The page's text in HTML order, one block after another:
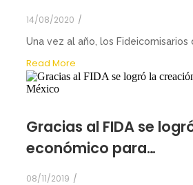
14/08/2020 /
Una vez al año, los Fideicomisarios
Read More
Gracias al FIDA se
económico para…
08/11/2019 /